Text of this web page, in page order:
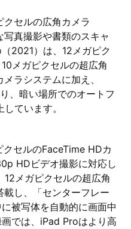
セルの広角カメラ
写真撮影や書類のスキャ
2021）は、12メガピク
メガピクセルの超広角
ラシステムに加え、
、暗い場所でのオートフ
ています。
セルのFaceTime HDカ
HDビデオ撮影に対応し
メガピクセルの超広角
し、「センターフレー
被写体を自動的に画面中
では、iPad Proはより高